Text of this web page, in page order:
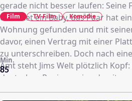
gerade nicht besser laufen: Seine
erwartet ein Baby, das Paar hat
Wohnung gefunden und mit
davor, einen Vertrag mit einer
zu unterschreiben. Doch nach
Amt steht Jims Welt plötzlich Kopf:
deutschen Papiere seien damit
ein Versehen und begibt sich auf
85
Min.
Film TV-Film Komödie